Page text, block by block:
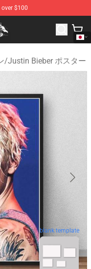
$100
Bieber Merchandise
/Justin Bieber ポスター
blank template